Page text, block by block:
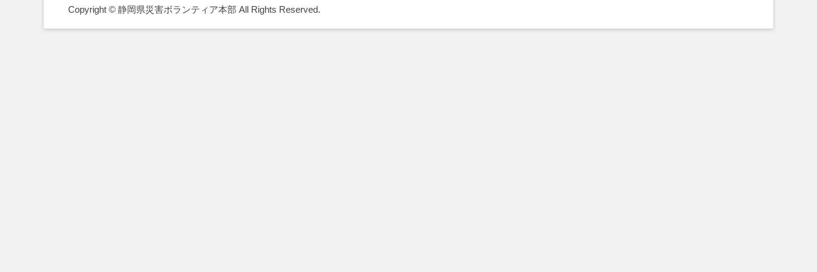
Copyright © 静岡県災害ボランティア本部 All Rights Reserved.